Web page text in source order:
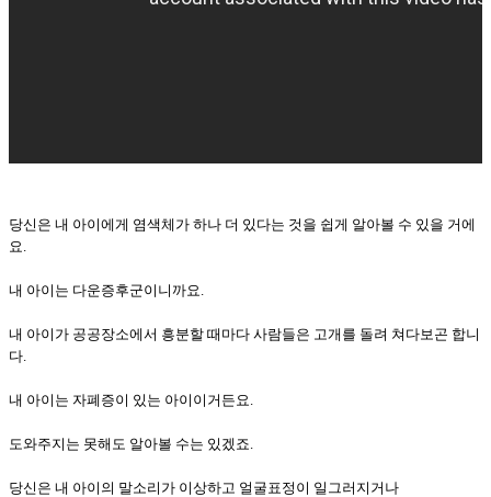
당신은 내 아이에게 염색체가 하나 더 있다는 것을 쉽게 알아볼 수 있을 거에
요.
내 아이는 다운증후군이니까요.
내 아이가 공공장소에서 흥분할 때마다 사람들은 고개를 돌려 쳐다보곤 합니
다.
내 아이는 자폐증이 있는 아이이거든요.
도와주지는 못해도 알아볼 수는 있겠죠.
당신은 내 아이의 말소리가 이상하고 얼굴표정이 일그러지거나